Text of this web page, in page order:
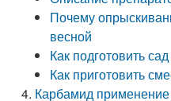
Почему
весной
Как подготовить
Как приготовить
Карбамид